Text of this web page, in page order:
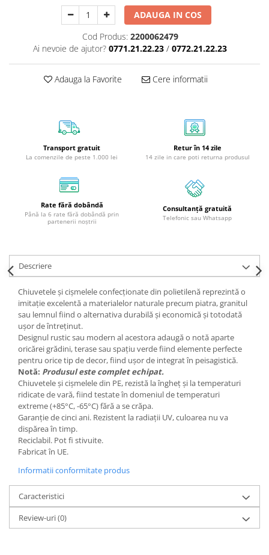
ADAUGA IN COS
Cod Produs: 2200062479
Ai nevoie de ajutor? 0771.21.22.23 / 0772.21.22.23
Adauga la Favorite Cere informatii
Transport gratuit
La comenzile de peste 1.000 lei
Retur în 14 zile
14 zile in care poti returna produsul
Rate fără dobândă
Până la 6 rate fără dobândă prin
partenerii noștrii
Consultanță gratuită
Telefonic sau Whatsapp
Descriere
Chiuvetele și cișmelele confecționate din polietilenă reprezintă o
imitație excelentă a materialelor naturale precum piatra, granitul
sau lemnul fiind o alternativa durabilă și economică și totodată
ușor de întreținut.
Designul rustic sau modern al acestora adaugă o notă aparte
oricărei grădini, terase sau spațiu verde fiind elemente perfecte
pentru orice tip de decor, fiind ușor de integrat în peisagistică.
Notă: Produsul este complet echipat.
Chiuvetele și cișmelele din PE, rezistă la îngheț și la temperaturi
ridicate de vară, fiind testate în domeniul de temperaturi
extreme (+85°C, -65°C) fără a se crăpa.
Garanție de cinci ani. Rezistent la radiații UV, culoarea nu va
dispărea în timp.
Reciclabil. Pot fi stivuite.
Fabricat în UE.
Informatii conformitate produs
Caracteristici
Review-uri(0)